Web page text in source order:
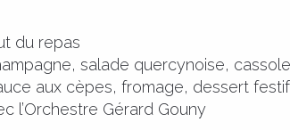
du repas
salade quercynoise,
aux cèpes, fromage, dessert
l’Orchestre Gérard Gouny